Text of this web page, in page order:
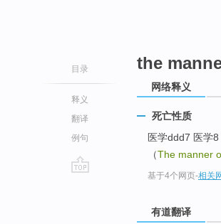
目录
释义
翻译
例句
the
网络释义
死亡性质
医学ddd7 医学
（The manner
基于4个网页-相关
有道翻译